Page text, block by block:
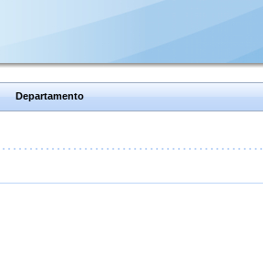
Departamento